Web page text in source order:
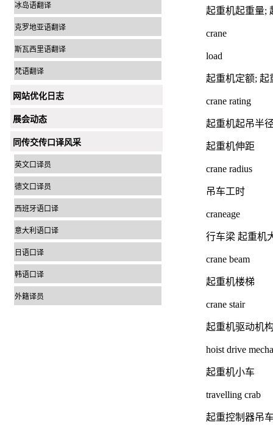
冰岛语翻译
克罗地亚语翻译
斯瓦西里语翻译
梵语翻译
网站优化日志
展会动态
同传交传口译风采
英文口译员
德文口译员
西班牙语口译
意大利语口译
日语口译
韩语口译
外籍译员
起重机起重量;
crane
load
起重机定额; 起
crane rating
起重机起吊半
起重机伸距
crane radius
吊车工时
craneage
行车梁 起重机
crane beam
起重机楼梯
crane stair
起重机驱动机
hoist drive
起重机小车
travelling crab
起重控制器吊